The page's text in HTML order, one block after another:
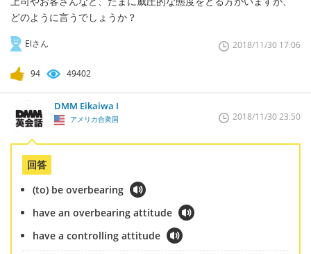
どのように言うでしょうか？
Elさん 2018/11/30 17:06
94 49402
DMM Eikaiwa I
アメリカ合衆国 2018/11/30 23:50
回答
(to) be overbearing
have an overbearing attitude
have a controlling attitude